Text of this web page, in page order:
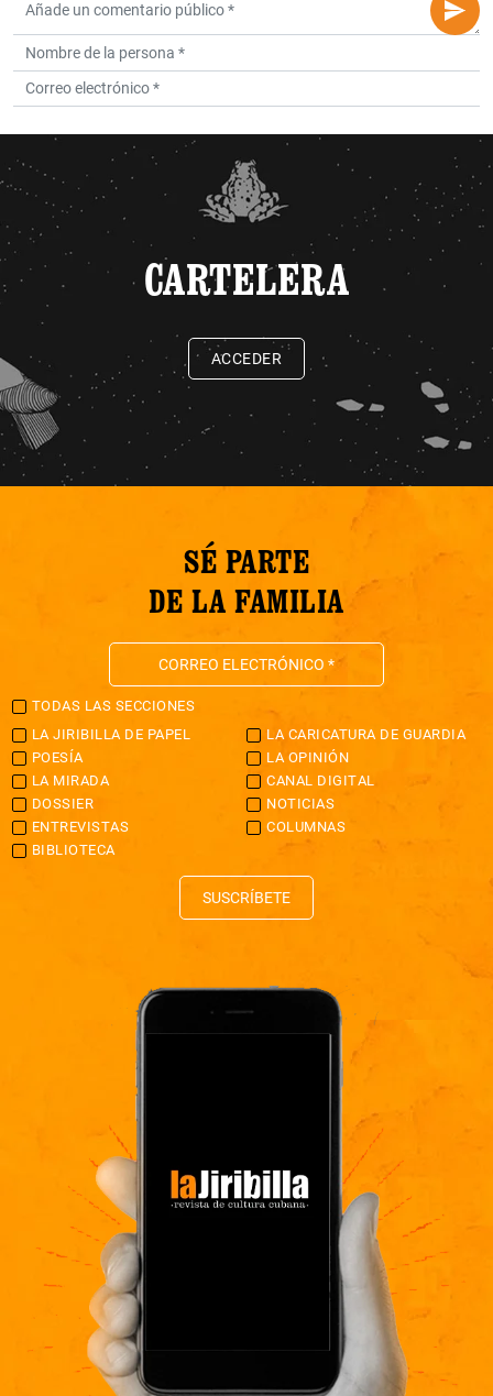
CARTELERA
ACCEDER
SÉ PARTE
DE LA FAMILIA
TODAS LAS SECCIONES
LA JIRIBILLA DE PAPEL
LA CARICATURA DE GUARDIA
POESÍA
LA OPINIÓN
LA MIRADA
CANAL DIGITAL
DOSSIER
NOTICIAS
ENTREVISTAS
COLUMNAS
BIBLIOTECA
SUSCRÍBETE